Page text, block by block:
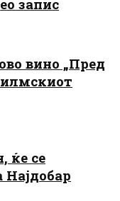
запис
вино „Пред
ќе се
Најдобар